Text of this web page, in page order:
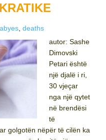
deaths
autor: Sashe
Dimovski
Petari është
një djalë i ri,
30 vjeçar
nga një qytet
në brendësi
të
golgotën nëpër të cilën ka